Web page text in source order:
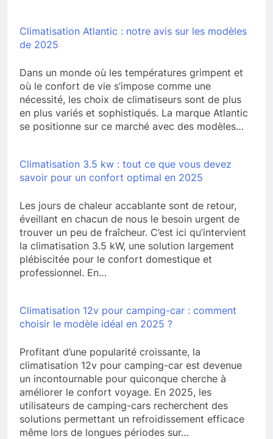
Climatisation Atlantic : notre avis sur les modèles
de 2025
Dans un monde où les températures grimpent et
où le confort de vie s’impose comme une
nécessité, les choix de climatiseurs sont de plus
en plus variés et sophistiqués. La marque Atlantic
se positionne sur ce marché avec des modèles…
Climatisation 3.5 kw : tout ce que vous devez
savoir pour un confort optimal en 2025
Les jours de chaleur accablante sont de retour,
éveillant en chacun de nous le besoin urgent de
trouver un peu de fraîcheur. C’est ici qu’intervient
la climatisation 3.5 kW, une solution largement
plébiscitée pour le confort domestique et
professionnel. En…
Climatisation 12v pour camping-car : comment
choisir le modèle idéal en 2025 ?
Profitant d’une popularité croissante, la
climatisation 12v pour camping-car est devenue
un incontournable pour quiconque cherche à
améliorer le confort voyage. En 2025, les
utilisateurs de camping-cars recherchent des
solutions permettant un refroidissement efficace
même lors de longues périodes sur…